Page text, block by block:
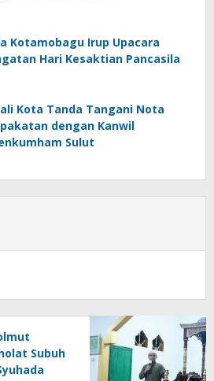
Kotamobagu Irup Upacara
Hari Kesaktian Pancasila
Kota Tanda Tangani Nota
dengan Kanwil
Sulut
Subuh